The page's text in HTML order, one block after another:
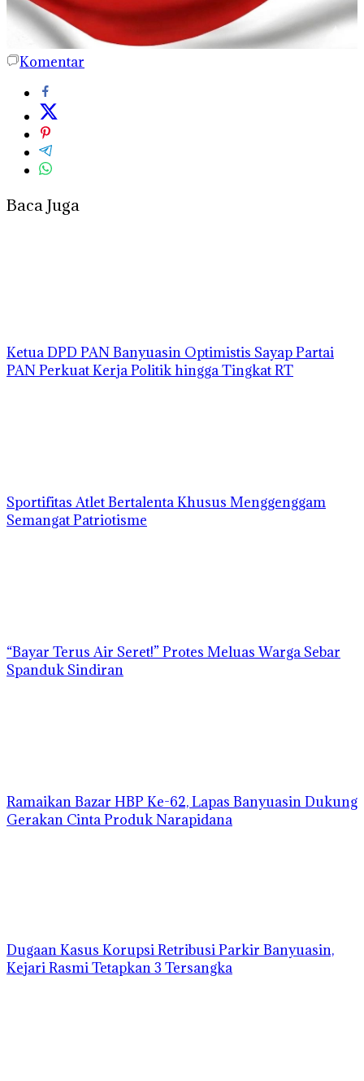
Komentar
Baca Juga
Ketua DPD PAN Banyuasin Optimistis Sayap Partai
PAN Perkuat Kerja Politik hingga Tingkat RT
Sportifitas Atlet Bertalenta Khusus Menggenggam
Semangat Patriotisme
“Bayar Terus Air Seret!” Protes Meluas Warga Sebar
Spanduk Sindiran
Ramaikan Bazar HBP Ke-62, Lapas Banyuasin Dukung
Gerakan Cinta Produk Narapidana
Dugaan Kasus Korupsi Retribusi Parkir Banyuasin,
Kejari Rasmi Tetapkan 3 Tersangka